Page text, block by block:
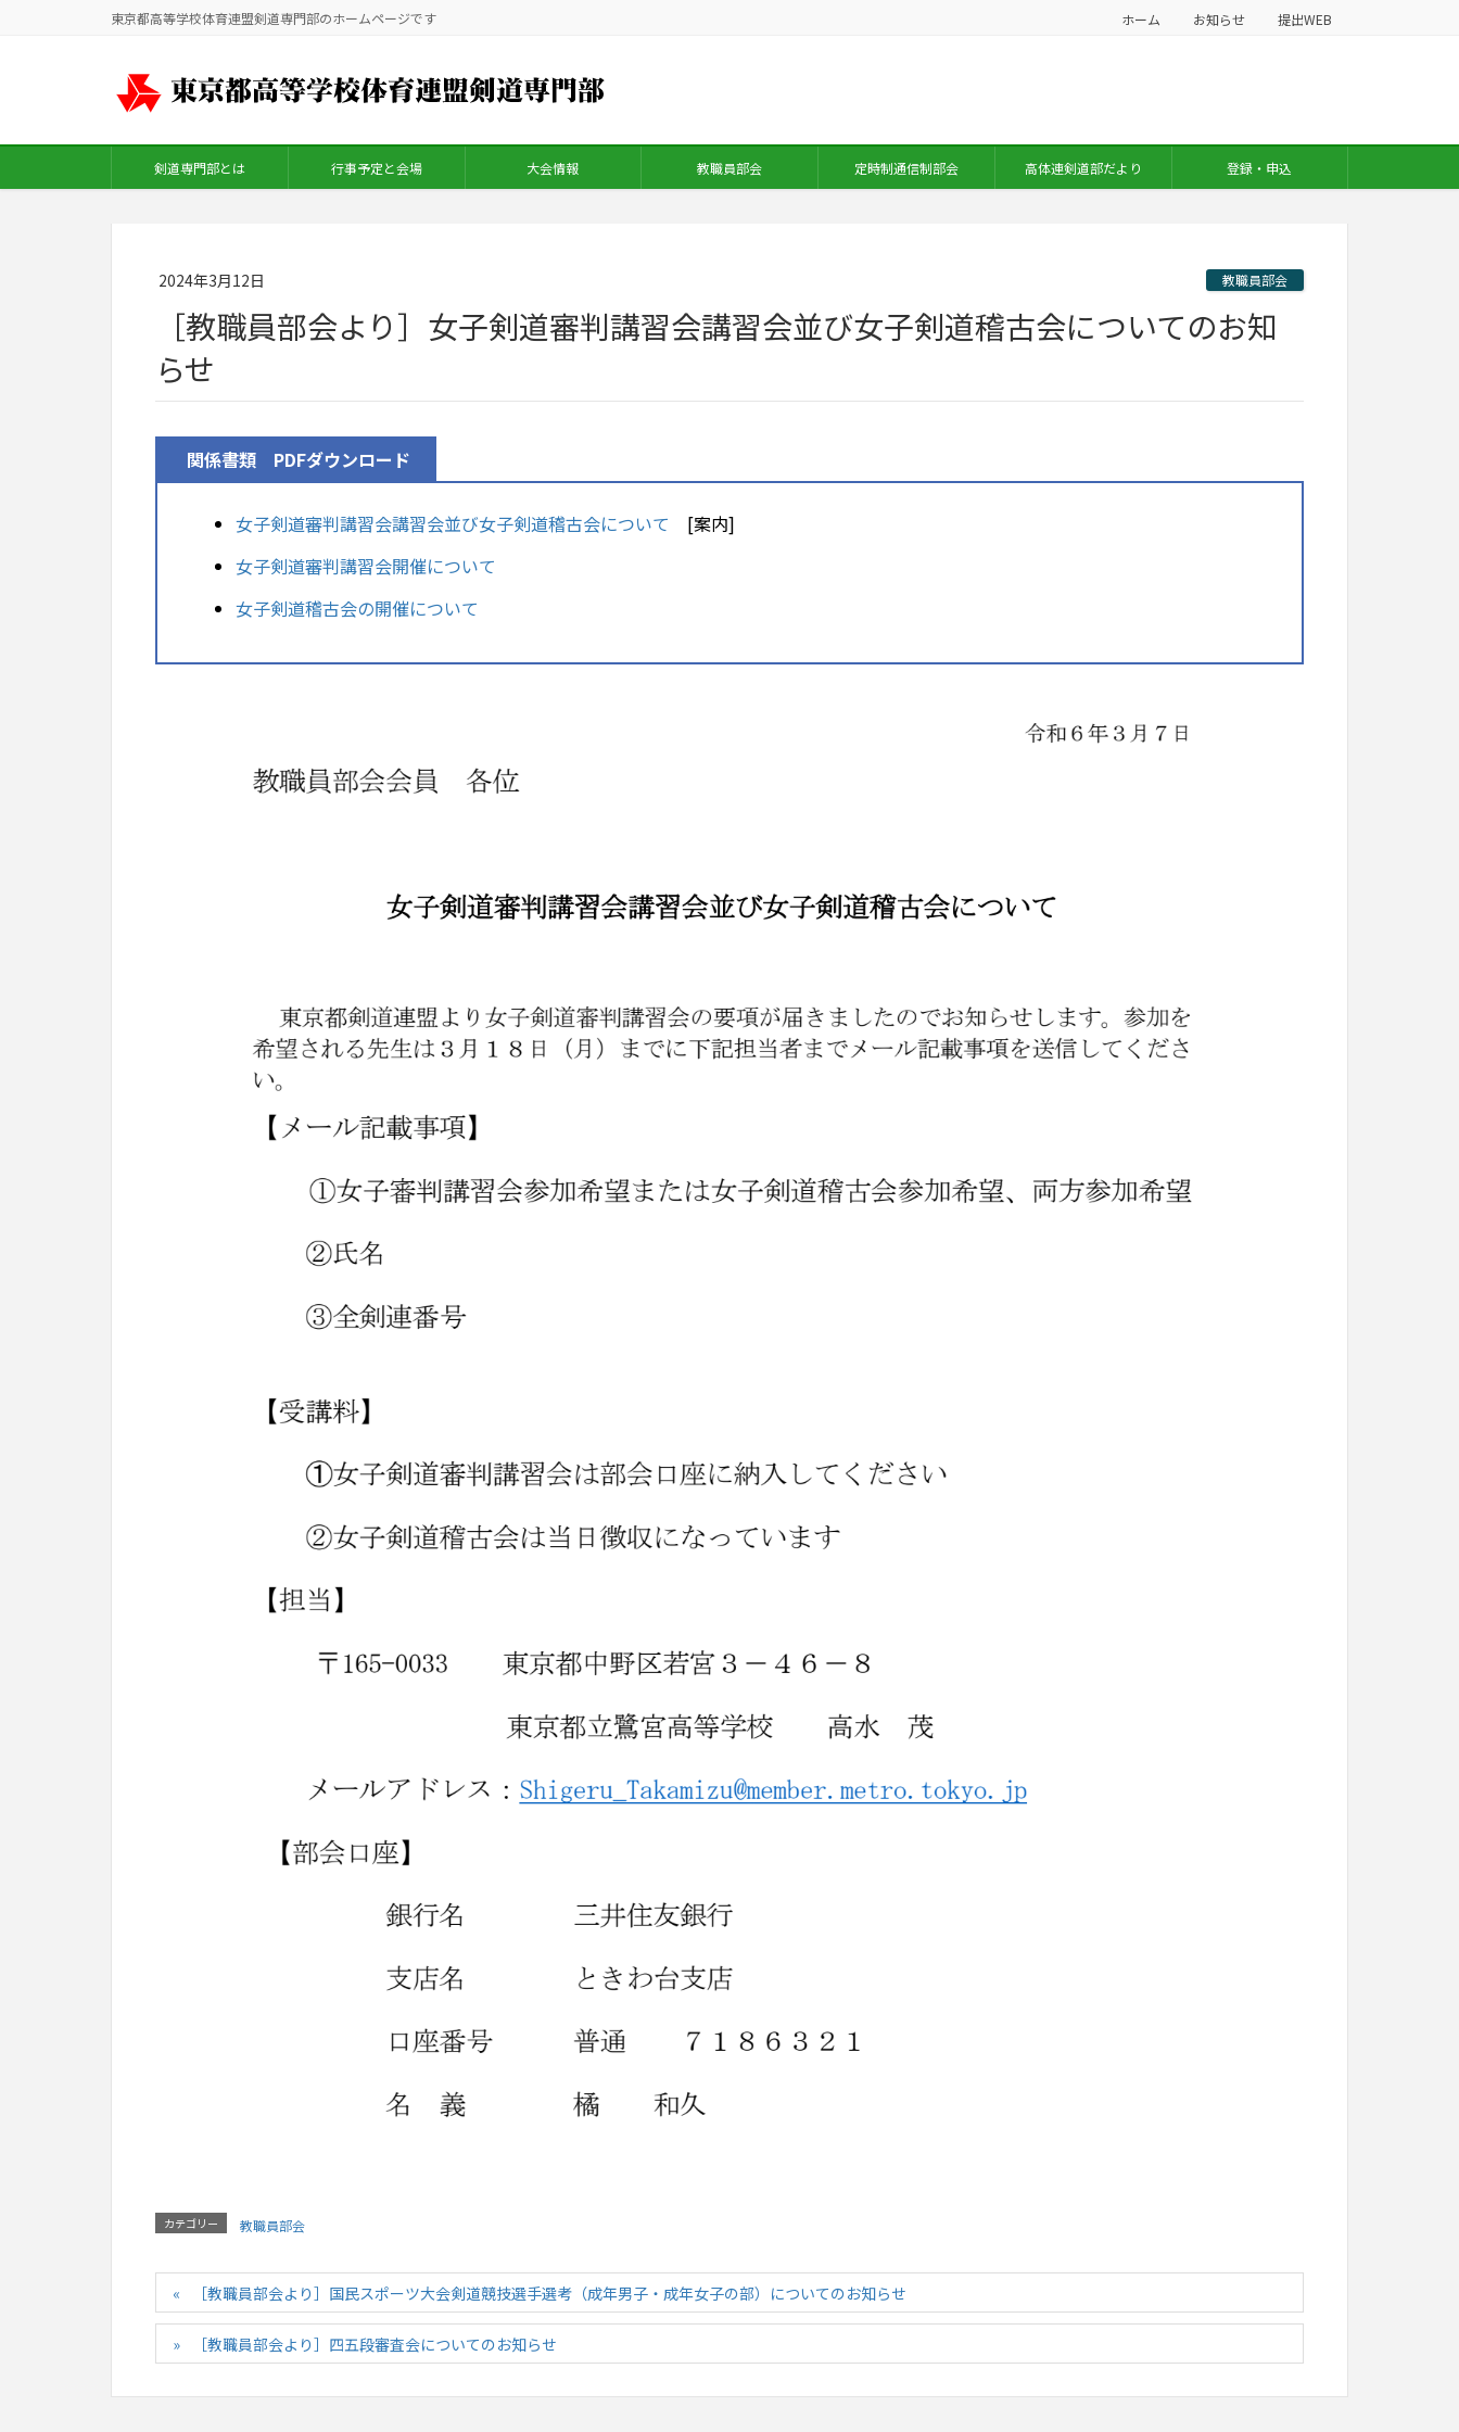
東京都高等学校体育連盟剣道専門部のホームページです ホーム お知らせ 提出WEB
剣道専門部とは 行事予定と会場 大会情報 教職員部会 定時制通信制部会 高体連剣道部だより 登録・申込
2024年3月12日 教職員部会
［教職員部会より］女子剣道審判講習会講習会並び女子剣道稽古会についてのお知
らせ
関係書類 PDFダウンロード
女子剣道審判講習会講習会並び女子剣道稽古会について [案内]
女子剣道審判講習会開催について
女子剣道稽古会の開催について
カテゴリー 教職員部会
［教職員部会より］国民スポーツ大会剣道競技選手選考（成年男子・成年女子の部）についてのお知らせ
［教職員部会より］四五段審査会についてのお知らせ